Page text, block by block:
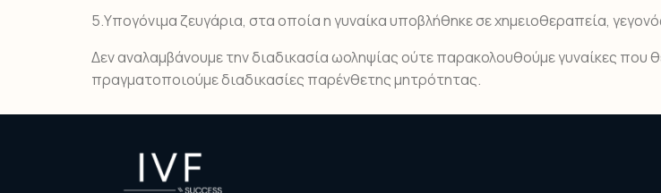
5.Υπογόνιμα ζευγάρια, στα οποία η γυναίκα υποβλήθηκε σε χημειοθεραπεία,
Δεν αναλαμβάνουμε την διαδικασία ωοληψίας ούτε παρακολουθούμε γυναίκες
πραγματοποιούμε διαδικασίες παρένθετης μητρότητας.